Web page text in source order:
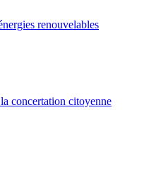
renouvelables
concertation citoyenne